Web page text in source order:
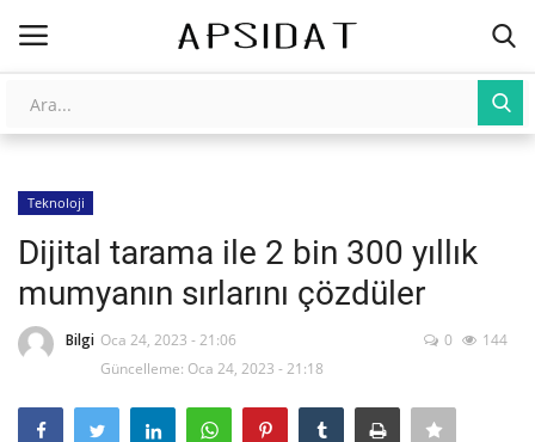
Giriş Kayıt Ol
AnaSayfa
Galeri
İletişim
Teknoloji
Dijital tarama ile 2 bin 300 yıllık
mumyanın sırlarını çözdüler
Bilgi Oca 24, 2023 - 21:06
Güncelleme: Oca 24, 2023 - 21:18
0 144